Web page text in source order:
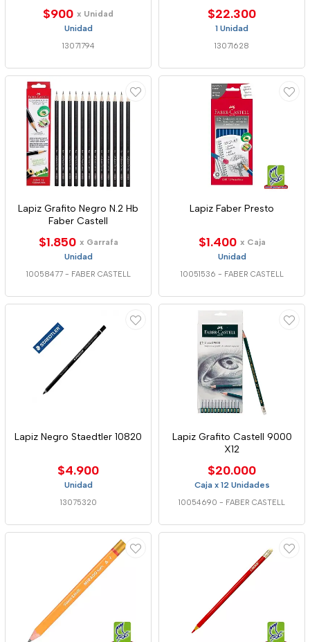
$900 x Unidad
Unidad
13071794
$22.300
1 Unidad
13071628
Lapiz Grafito Negro N.2 Hb
Faber Castell
$1.850 x Garrafa
Unidad
10058477 - FABER CASTELL
Lapiz Faber Presto
$1.400 x Caja
Unidad
10051536 - FABER CASTELL
Lapiz Negro Staedtler 10820
$4.900
Unidad
13075320
Lapiz Grafito Castell 9000
X12
$20.000
Caja x 12 Unidades
10054690 - FABER CASTELL